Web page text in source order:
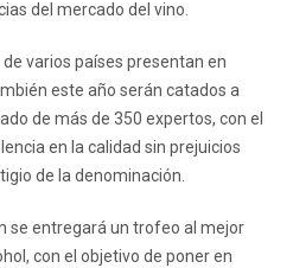
del mercado del vino.
varios países presentan en
este año serán catados a
de más de 350 expertos, con el
en la calidad sin prejuicios
de la denominación.
se entregará un trofeo al mejor
con el objetivo de poner en